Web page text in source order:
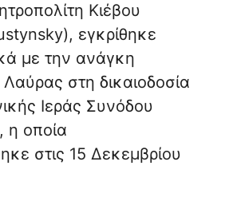
Κιέβου
εγκρίθηκε
με την ανάγκη
στη δικαιοδοσία
Ιεράς Συνόδου
η οποία
στις 15 Δεκεμβρίου